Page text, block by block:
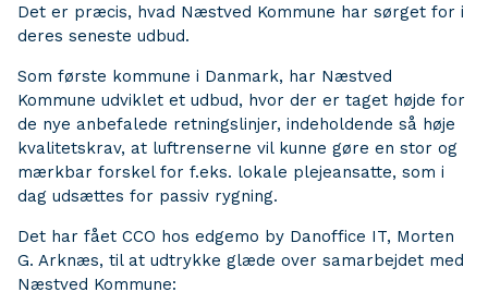
Det er præcis, hvad Næstved Kommune har sørget for i
deres seneste udbud.
Som første kommune i Danmark, har Næstved
Kommune udviklet et udbud, hvor der er taget højde for
de nye anbefalede retningslinjer, indeholdende så høje
kvalitetskrav, at luftrenserne vil kunne gøre en stor og
mærkbar forskel for f.eks. lokale plejeansatte, som i
dag udsættes for passiv rygning.
Det har fået CCO hos edgemo by Danoffice IT, Morten
G. Arknæs, til at udtrykke glæde over samarbejdet med
Næstved Kommune: